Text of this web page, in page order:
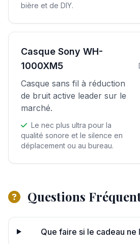
bière et de DIY.
Casque Sony WH-
1000XM5
Casque sans fil à réduction
de bruit active leader sur le
marché.
Le nec plus ultra pour la
qualité sonore et le silence en
déplacement ou au bureau.
Questions
Que faire si le cadeau ne